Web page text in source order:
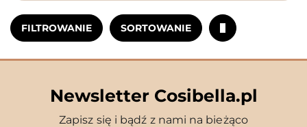
FILTROWANIE SORTOWANIE
Newsletter Cosibella.pl
Zapisz się i bądź z nami na bieżąco